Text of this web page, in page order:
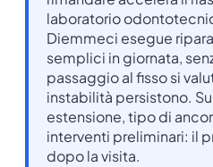
laboratorio
Diemmeci esegue
semplici in giornata,
passaggio al fisso si
instabilità persistono.
estensione, tipo di
interventi preliminari: il
dopo la visita.